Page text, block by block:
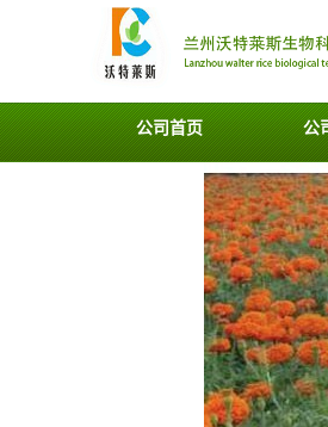
公司首页 公